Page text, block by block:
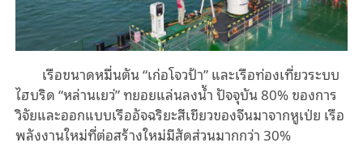
เรือขนาดหมื่นตัน “เก่อโจวป้า” และเรือท่องเที่ยวระบบ
ไฮบริด “หล่านเยว่” ทยอยแล่นลงน้ำ ปัจจุบัน 80% ของการ
วิจัยและออกแบบเรืออัจฉริยะสีเขียวของจีนมาจากหูเป่ย เรือ
พลังงานใหม่ที่ต่อสร้างใหม่มีสัดส่วนมากกว่า 30%